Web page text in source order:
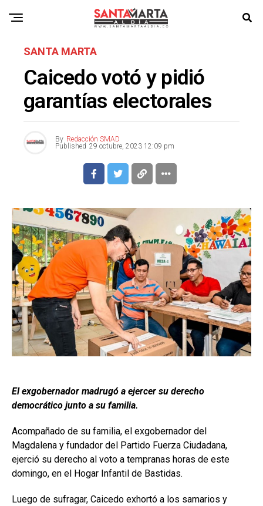
SANTA MARTA
Caicedo votó y pidió
garantías electorales
By Redacción SMAD
Published 29 octubre, 2023 12:09 pm
El exgobernador madrugó a ejercer su derecho
democrático junto a su familia.
Acompañado de su familia, el exgobernador del
Magdalena y fundador del Partido Fuerza Ciudadana,
ejerció su derecho al voto a tempranas horas de este
domingo, en el Hogar Infantil de Bastidas.
Luego de sufragar, Caicedo exhortó a los samarios y